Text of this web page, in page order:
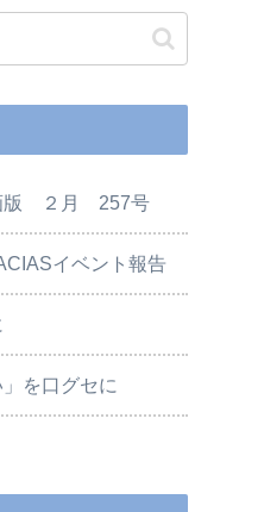
版 ２月 257号
イベント報告
」を口グセに